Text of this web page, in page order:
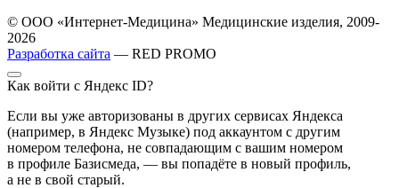
© ООО «Интернет-Медицина» Медицинские изделия, 2009-
2026
Разработка сайта — RED PROMO
Как войти с Яндекс ID?
Если вы уже авторизованы в других сервисах Яндекса
(например, в Яндекс Музыке) под аккаунтом с другим
номером телефона, не совпадающим с вашим номером
в профиле Базисмеда, — вы попадёте в новый профиль,
а не в свой старый.